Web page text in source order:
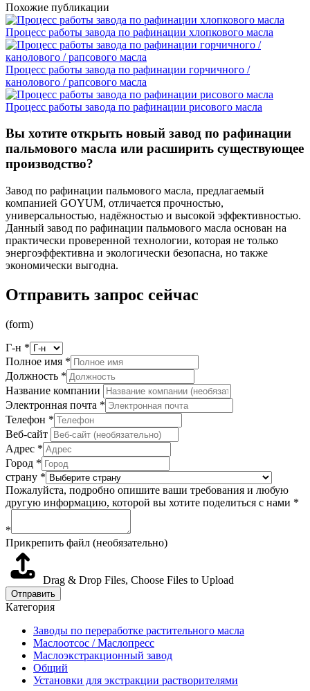
Похожие публикации
Процесс работы завода по рафинации хлопкового масла
Процесс работы завода по рафинации горчичного /
канолового / рапсового масла
Процесс работы завода по рафинации рисового масла
Вы хотите открыть новый завод по рафинации
пальмового масла или расширить существующее
производство?
Завод по рафинации пальмового масла, предлагаемый
компанией GOYUM, отличается прочностью,
универсальностью, надёжностью и высокой эффективностью.
Данный завод по рафинации пальмового масла основан на
практически проверенной технологии, которая не только
энергоэффективна и экологически безопасна, но также
экономически выгодна.
Отправить запрос сейчас
(form)
Г-н *
Полное имя *
Должность *
Название компании
Электронная почта *
Телефон *
Веб-сайт
Адрес *
Город *
страну *
Пожалуйста, подробно опишите ваши требования и любую
другую информацию, которой вы хотите поделиться с нами *
*
Прикрепить файл (необязательно)
Drag & Drop Files, Choose Files to Upload
Отправить
Категория
Заводы по переработке растительного масла
Маслоотсос / Маслопресс
Маслоэкстракционный завод
Общий
Установки для экстракции растворителями